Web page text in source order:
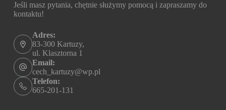
Jeśli masz pytania, chętnie służymy pomocą i zapraszamy do
kontaktu!
Adres:
83-300 Kartuzy,
ul. Klasztorna 1
Email:
cech_kartuzy@wp.pl
Telefon:
665-201-131